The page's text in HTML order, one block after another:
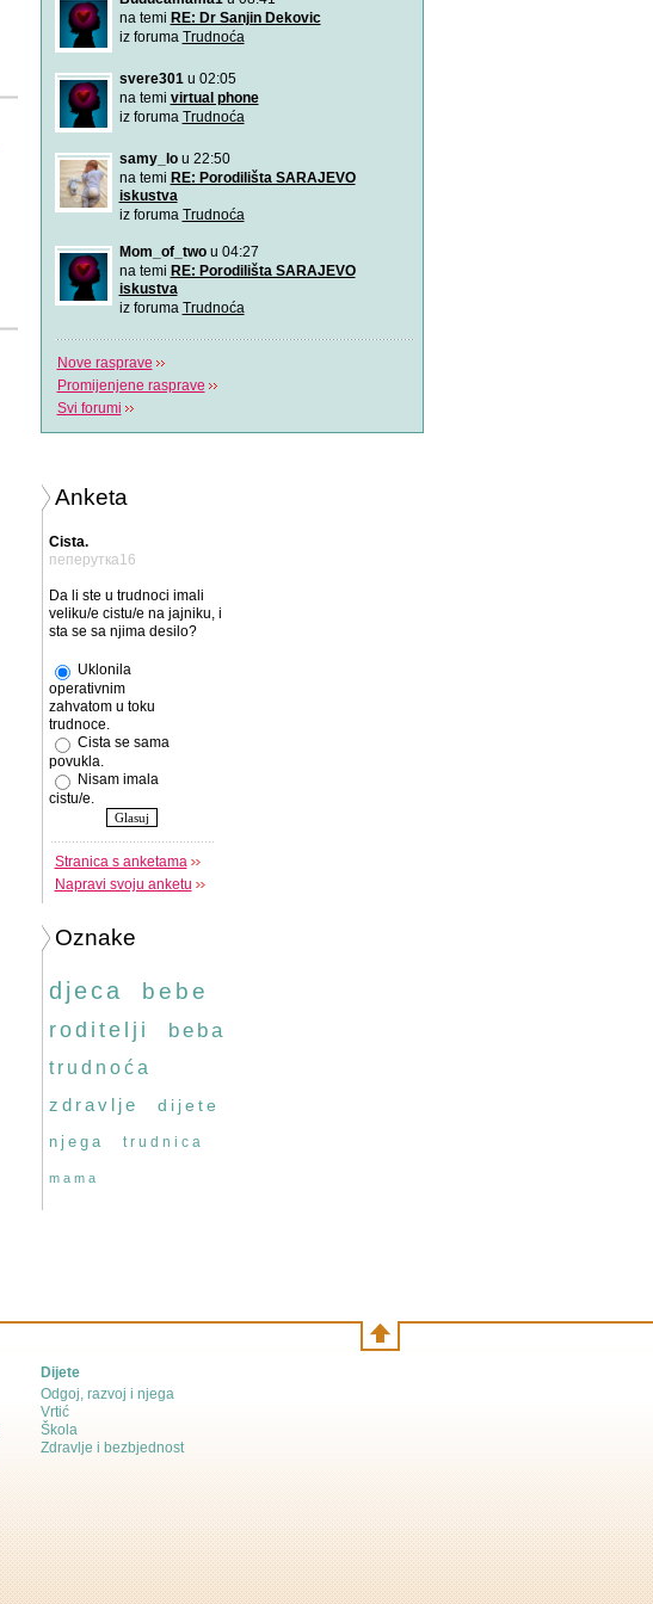
na temi RE: Dr Sanjin Dekovic
iz foruma Trudnoća
svere301u 02:05
na temi virtual phone
iz foruma Trudnoća
samy_lou 22:50
na temi RE: Porodilišta SARAJEVO
iskustva
iz foruma Trudnoća
Mom_of_twou 04:27
na temi RE: Porodilišta SARAJEVO
iskustva
iz foruma Trudnoća
Nove rasprave
Promijenjene rasprave
Svi forumi
Anketa
Cista.
пеперутка16
Da li ste u trudnoci imali
veliku/e cistu/e na jajniku, i
sta se sa njima desilo?
Uklonila
operativnim
zahvatom u toku
trudnoce.
Cista se sama
povukla.
Nisam imala
cistu/e.
Stranica s anketama
Napravi svoju anketu
Oznake
djeca bebe
roditelji beba
trudnoća
zdravlje
dijete
njega trudnica
mama
Dijete
Odgoj, razvoj i njega
Vrtić
Škola
Zdravlje i bezbjednost